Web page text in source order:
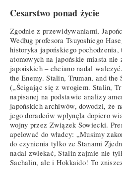
Cesarstwo ponad życie
Zgodnie z przewidywaniami,
Według profesora Tsuyoshiego
historyka japońskiego
atomowych na japońskie miasta nie
japońskich – chciano nadal
the Enemy. Stalin, Truman, and the
(„Ścigając się z wrogiem. Stalin,
napisanej na podstawie analizy
japońskich archiwów, dowodzi, że
jego doradców wpłynęła dopiero
wojny przez Związek Sowiecki.
apelować do władcy: „Musimy
do czynienia tylko ze Stanami
nadal zwlekać, Stalin zajmie nie
Sachalin, ale i Hokkaido! To